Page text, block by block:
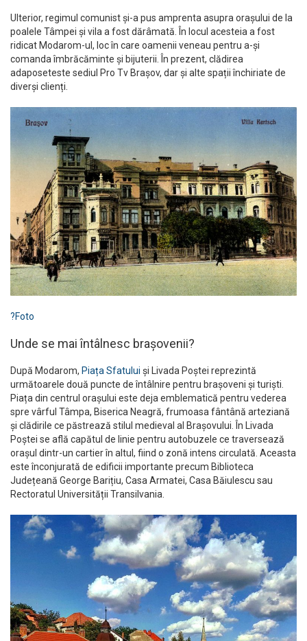
Ulterior, regimul comunist și-a pus amprenta asupra orașului de la
poalele Tâmpei și vila a fost dărâmată. În locul acesteia a fost
ridicat Modarom-ul, loc în care oamenii veneau pentru a-și
comanda îmbrăcăminte și bijuterii. În prezent, clădirea
adaposeteste sediul Pro Tv Brașov, dar și alte spații închiriate de
diverși clienți.
?Foto
Unde se mai întâlnesc brașovenii?
După Modarom, Piața Sfatului și Livada Poștei reprezintă
următoarele două puncte de întâlnire pentru brașoveni și turiști.
Piața din centrul orașului este deja emblematică pentru vederea
spre vârful Tâmpa, Biserica Neagră, frumoasa fântână arteziană
și clădirile ce păstrează stilul medieval al Brașovului. În Livada
Poștei se află capătul de linie pentru autobuzele ce traversează
orașul dintr-un cartier în altul, fiind o zonă intens circulată. Aceasta
este înconjurată de edificii importante precum Biblioteca
Județeană George Barițiu, Casa Armatei, Casa Băiulescu sau
Rectoratul Universității Transilvania.